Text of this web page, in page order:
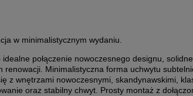
w minimalistycznym wydaniu.
połączenie nowoczesnego designu,
Minimalistyczna forma uchwytu
z wnętrzami nowoczesnymi, skandynawskimi,
oraz stabilny chwyt. Prosty montaż z